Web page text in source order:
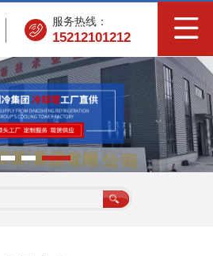
服务热线：
15212101212